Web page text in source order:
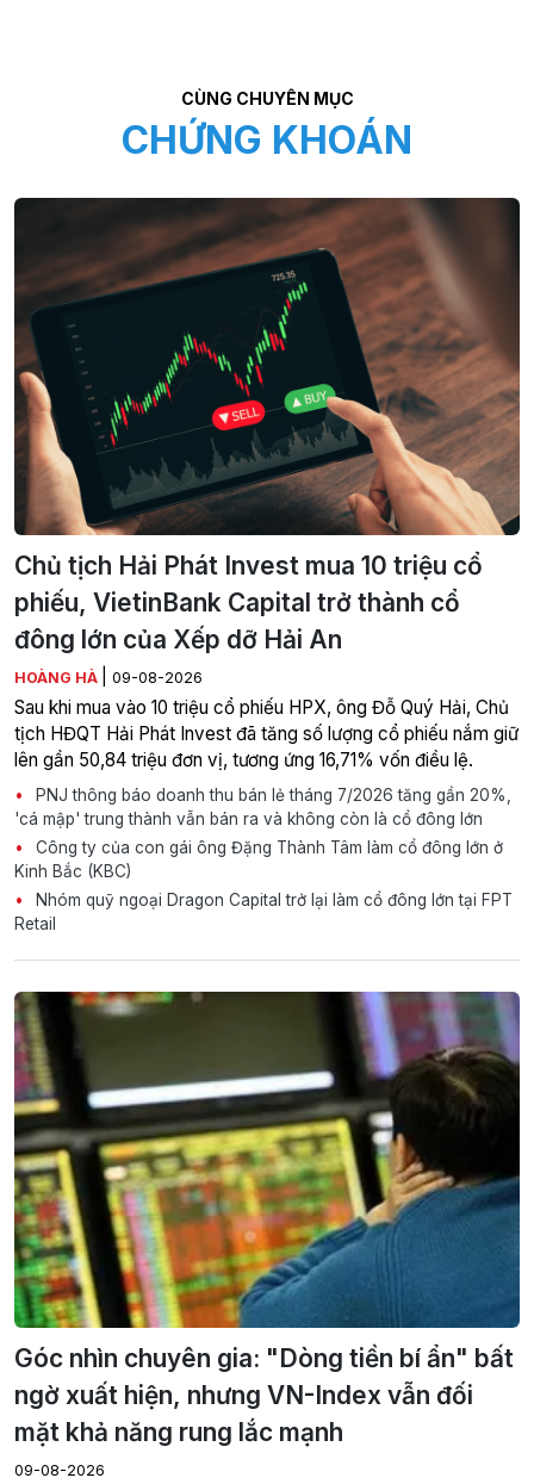
CÙNG CHUYÊN MỤC
CHỨNG KHOÁN
Chủ tịch Hải Phát Invest mua 10 triệu cổ
phiếu, VietinBank Capital trở thành cổ
đông lớn của Xếp dỡ Hải An
HOÀNG HÀ 09-08-2026
Sau khi mua vào 10 triệu cổ phiếu HPX, ông Đỗ Quý Hải, Chủ
tịch HĐQT Hải Phát Invest đã tăng số lượng cổ phiếu nắm giữ
lên gần 50,84 triệu đơn vị, tương ứng 16,71% vốn điều lệ.
PNJ thông báo doanh thu bán lẻ tháng 7/2026 tăng gần 20%,
'cá mập' trung thành vẫn bán ra và không còn là cổ đông lớn
Công ty của con gái ông Đặng Thành Tâm làm cổ đông lớn ở
Kinh Bắc (KBC)
Nhóm quỹ ngoại Dragon Capital trở lại làm cổ đông lớn tại FPT
Retail
Góc nhìn chuyên gia: "Dòng tiền bí ẩn" bất
ngờ xuất hiện, nhưng VN-Index vẫn đối
mặt khả năng rung lắc mạnh
09-08-2026